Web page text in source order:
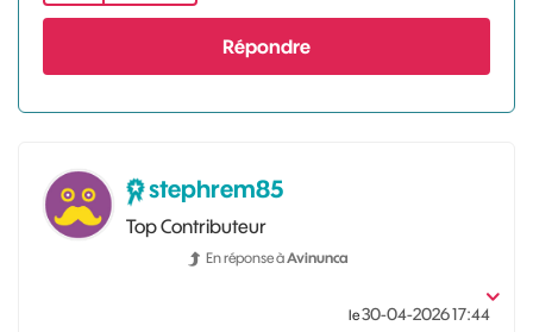
Répondre
stephrem85
Top Contributeur
En réponse àAvinunca
le‎30-04-202617:44